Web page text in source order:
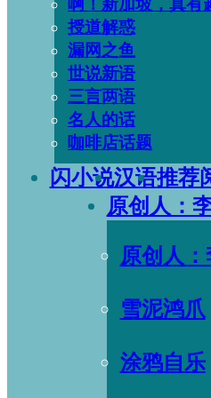
授道解惑
漏网之鱼
世说新语
三言两语
名人的话
咖啡店话题
闪小说汉语推荐
原创人：
原创人
雪泥鸿爪
涂鸦自乐